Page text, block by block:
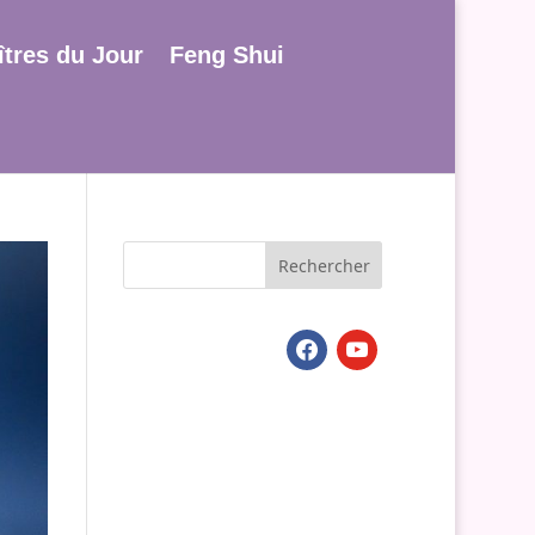
du Jour Feng Shui
facebook
youtube